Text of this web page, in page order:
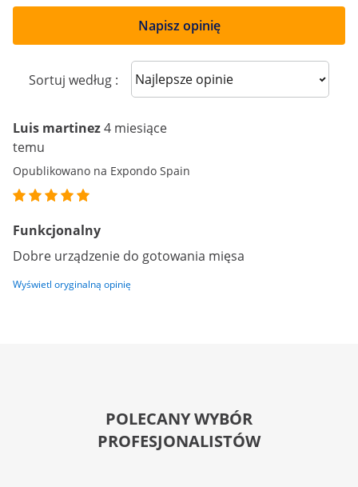
Napisz opinię
Sortuj według : Sort reviews
Luis martinez4 miesiące
temu
Opublikowano na Expondo Spain
Funkcjonalny
Dobre urządzenie do gotowania mięsa
Wyświetl oryginalną opinię
POLECANY WYBÓR
PROFESJONALISTÓW